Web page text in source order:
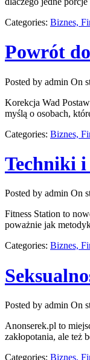
Categories: Biznes,
Powrót
Posted by admin On
Korekcja Wad
myślą o osobach,
Categories: Biznes,
Techniki
Posted by admin On
Fitness Station to
poważnie jak
Categories: Biznes,
Posted by admin On
Anonserek.pl to
zakłopotania, ale też
Categories: Biznes,